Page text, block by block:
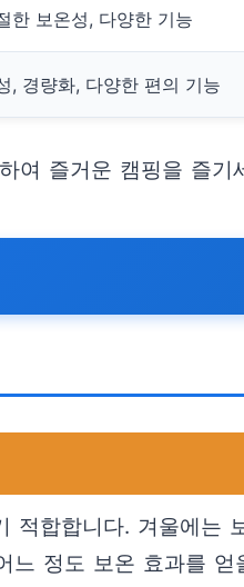
한 보온성, 다양한 기능
, 경량화, 다양한 편의 기능
여 즐거운 캠핑을 즐
합합니다. 겨울에는
느 정도 보온 효과를 얻